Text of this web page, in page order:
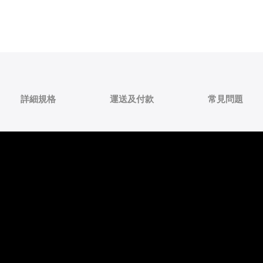
詳細規格 運送及付款 常見問題